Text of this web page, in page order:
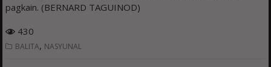
pagkain. (BERNARD TAGUINOD)
430
BALITA, NASYUNAL